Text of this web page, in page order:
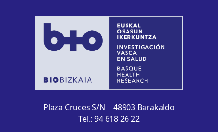
Plaza Cruces S/N | 48903 Barakaldo
Tel.: 94 618 26 22